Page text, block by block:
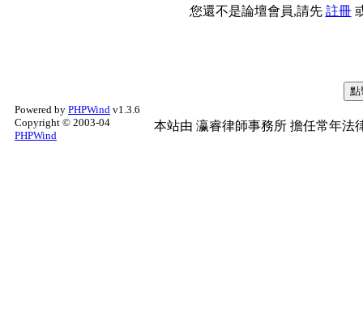
您還不是論壇會員,請先 註冊
Powered by PHPWind v1.3.6
Copyright © 2003-04
PHPWind
本站由 瀛睿律師事務所 擔任常年法